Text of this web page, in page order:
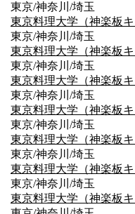
東京/神奈川/埼玉
東京料理大学（神楽板キ
東京/神奈川/埼玉
東京料理大学（神楽板キ
東京/神奈川/埼玉
東京料理大学（神楽板キ
東京/神奈川/埼玉
東京料理大学（神楽板キ
東京/神奈川/埼玉
東京料理大学（神楽板キ
東京/神奈川/埼玉
東京料理大学（神楽板キ
東京/神奈川/埼玉
東京料理大学（神楽板キ
JR 주오선(쾌속) “고쿠
Aタイプ 洋室9.72㎡